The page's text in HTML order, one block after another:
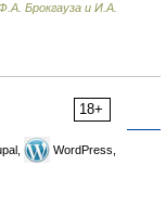
Брокгауза и И.А.
18+
WordPress,